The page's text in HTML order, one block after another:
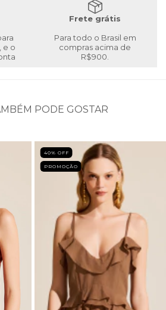
e o
Frete grátis
Para todo o Brasil em
compras acima de
R$900.
PODE GOSTAR
40% OFF
PROMOÇÃO